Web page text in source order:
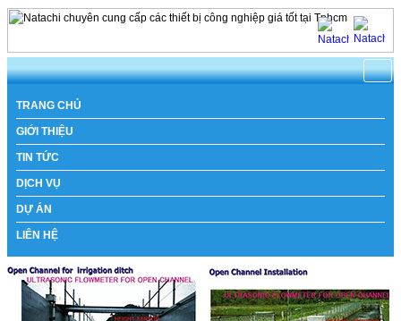
https://www.natachi.net
TRANG CHỦ
GIỚI THIỆU
TIN TỨC
DỊCH VỤ
DỰ ÁN
LIÊN HỆ